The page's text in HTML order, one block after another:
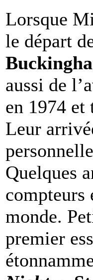
Lorsque
le départ
aussi de
en 1974 et
Leur
Quelques
compteurs
monde.
premier